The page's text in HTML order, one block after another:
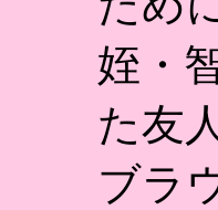
姪・
た友
ブラ